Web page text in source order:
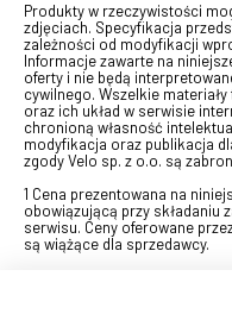
Produkty w rzeczywistości
zdjęciach. Specyfikacja
zależności od modyfikacji
Informacje zawarte na
oferty i nie będą
cywilnego. Wszelkie
oraz ich układ w serwisie
chronioną własność
modyfikacja oraz publikacja
zgody Velo sp. z o.o. są
1 Cena prezentowana na
obowiązującą przy składaniu
serwisu. Ceny oferowane
są wiążące dla sprzedawcy.
swój bon" na towary z oferty
, w ramach